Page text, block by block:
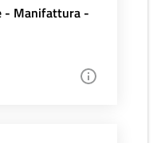
- Manifattura -